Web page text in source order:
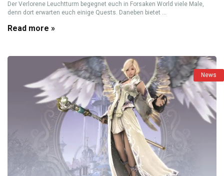
Der Verlorene Leuchtturm begegnet euch in Forsaken World viele Male,
denn dort erwarten euch einige Quests. Daneben bietet ...
Read more »
News